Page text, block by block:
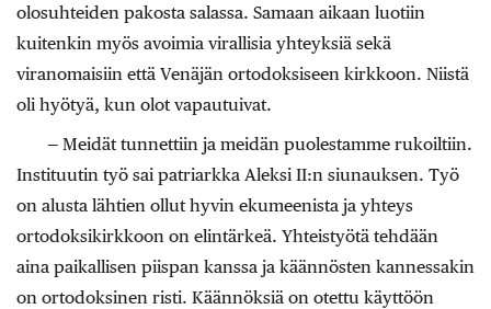
olosuhteiden pakosta salassa. Samaan aikaan luotiin
kuitenkin myös avoimia virallisia yhteyksiä sekä
viranomaisiin että Venäjän ortodoksiseen kirkkoon. Niistä
oli hyötyä, kun olot vapautuivat.
— Meidät tunnettiin ja meidän puolestamme rukoiltiin.
Instituutin työ sai patriarkka Aleksi II:n siunauksen. Työ
on alusta lähtien ollut hyvin ekumeenista ja yhteys
ortodoksikirkkoon on elintärkeä. Yhteistyötä tehdään
aina paikallisen piispan kanssa ja käännösten kannessakin
on ortodoksinen risti. Käännöksiä on otettu käyttöön